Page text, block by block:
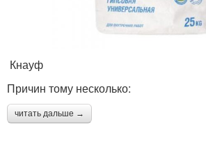
Кнауф
Причин тому несколько:
читать дальше →